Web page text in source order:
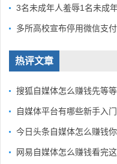
3名未成年人羞辱1名未成
多所高校宣布停用微信支
热评文章
搜狐自媒体怎么赚钱先等
自媒体平台有哪些新手入
今日头条自媒体怎么赚钱
网易自媒体怎么赚钱看完